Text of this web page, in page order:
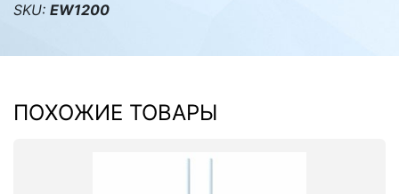
SKU: EW1200
ПОХОЖИЕ ТОВАРЫ